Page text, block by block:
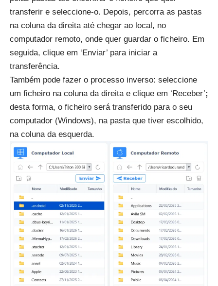
transferir e seleccione-o. Depois, percorra as pastas
na coluna da direita até chegar ao local, no
computador remoto, onde quer guardar o ficheiro. Em
seguida, clique em ‘Enviar’ para iniciar a
transferência.
Também pode fazer o processo inverso: seleccione
um ficheiro na coluna da direita e clique em ‘Receber’;
desta forma, o ficheiro será transferido para o seu
computador (Windows), na pasta que tiver escolhido,
na coluna da esquerda.